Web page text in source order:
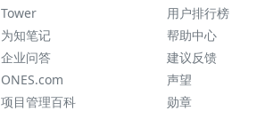
Tower
为知笔记
企业问答
ONES.com
项目管理百科
用户排行榜
帮助中心
建议反馈
声望
勋章